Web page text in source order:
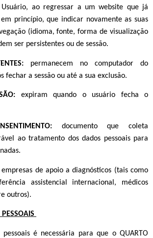
ao regressar a um website que já
princípio, que indicar novamente as suas
(idioma, fonte, forma de visualização
ser persistentes ou de sessão.
permanecem no computador do
fechar a sessão ou até a sua exclusão.
expiram quando o usuário fecha o
documento que coleta
ao tratamento dos dados pessoais para
empresas de apoio a diagnósticos (tais como
assistencial internacional, médicos
outros).
é necessária para que o QUARTO